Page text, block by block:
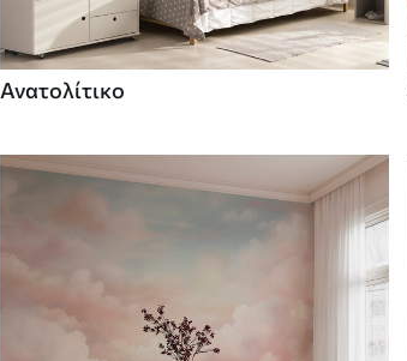
Ανατολίτικο